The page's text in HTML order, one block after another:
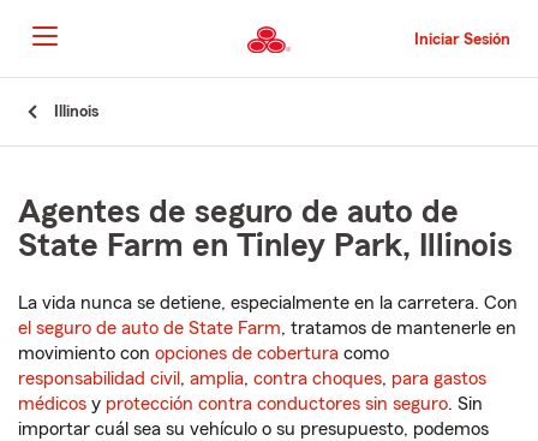
al
contenido
principal
Iniciar Sesión
Illinois
Agentes de seguro de auto de
State Farm en Tinley Park, Illinois
La vida nunca se detiene, especialmente en la carretera. Con
el seguro de auto de State Farm, tratamos de mantenerle en
movimiento con opciones de cobertura como
responsabilidad civil , amplia, contra choques, para gastos
médicos y protección contra conductores sin seguro. Sin
importar cuál sea su vehículo o su presupuesto, podemos